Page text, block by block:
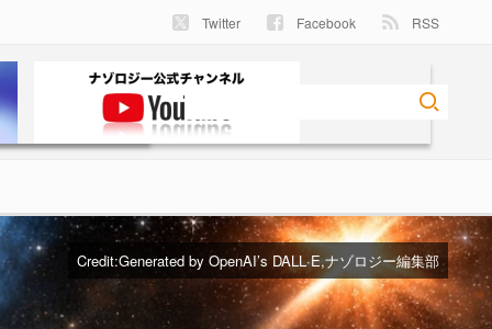
Twitter Facebook RSS
Credit:Generated by OpenAI’s DALL·E,ナゾロジー編集部